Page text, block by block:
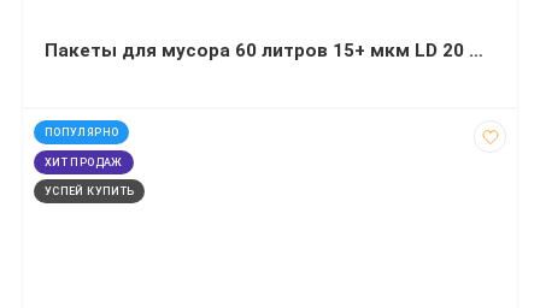
Пакеты для мусора 60 литров 15+ мкм LD 20 штук черные крепкие
ПОПУЛЯРНО
ХИТ ПРОДАЖ
УСПЕЙ КУПИТЬ
код: 14078